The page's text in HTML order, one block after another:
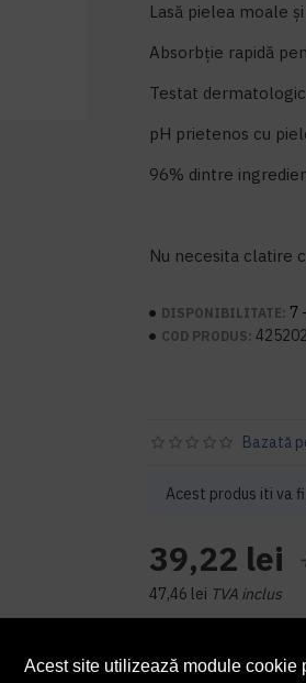
Acest site utilizează module cookie
Lasă pielea moale
Absorbție rapidă
Testat dermatologic
pH prietenos cu
96% dintre
Nu necesita clatire
DISPONIBILITATE: 7
COD PRODUS: 425202
Acest produs iti va
Bazată
39,22 lei
47,46 lei TVA inclus